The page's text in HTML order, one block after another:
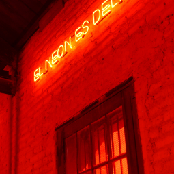
Legon. Un futuro que